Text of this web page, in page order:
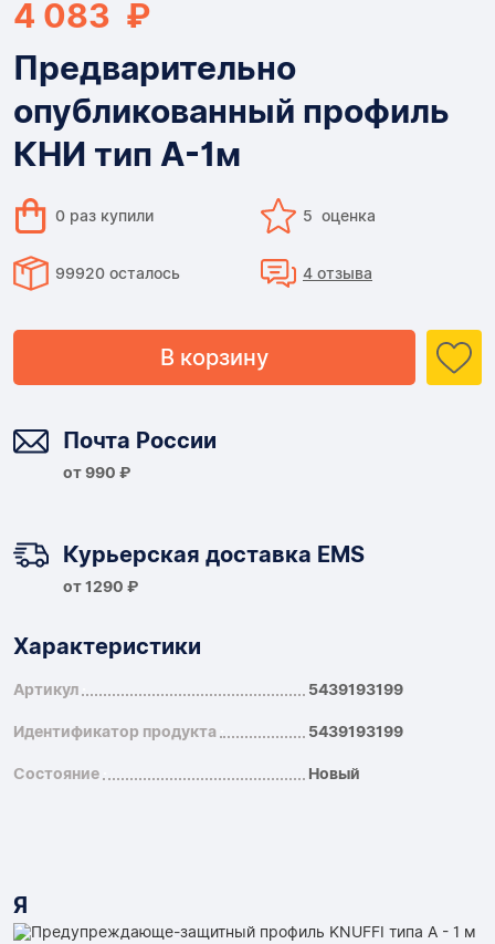
4 083 ₽
Предварительно
опубликованный профиль
КНИ тип А-1м
0 раз купили 5 оценка
99920 осталось 4 отзыва
В корзину
Почта России
от 990 ₽
Курьерская доставка EMS
от 1290 ₽
Характеристики
Артикул 5439193199
Идентификатор продукта 5439193199
Состояние Новый
Я